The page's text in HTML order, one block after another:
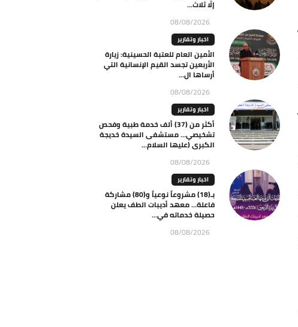
إلّا ثلاث...
08/08/2026
اخبار وتقارير
الأمين العام للعتبة الحسينية: زيارة
الأربعين تجسد القيم الإنسانية التي
أرساها ال...
08/08/2026
اخبار وتقارير
أكثر من (37) ألف خدمة طبية وفحص
تشخيصي… مستشفى السيدة خديجة
الكبرى (عليها السلام...
08/08/2026
اخبار وتقارير
بـ(18) مشروعاً نوعياً و(80) مشاركة
فاعلة… معهد أديبات الطف يعلن
حصيلة خدماته في...
08/08/2026